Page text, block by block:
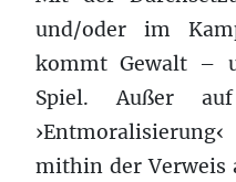
und/oder im
kommt Gewalt –
Spiel. Außer
mithin der Verweis